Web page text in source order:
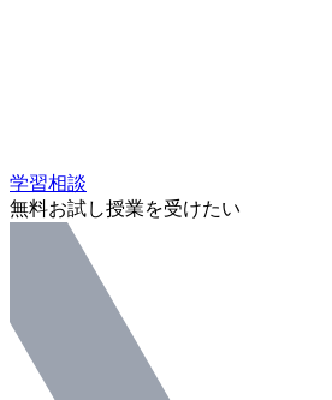
学習相談
無料お試し授業を受けたい